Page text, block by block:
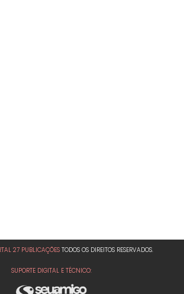
27 PUBLICAÇÕES TODOS OS DIREITOS RESERVADOS.
SUPORTE DIGITAL E TÉCNICO: